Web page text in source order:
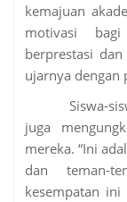
kemajuan
motivasi
berprestasi
ujarnya dengan
Siswa-
juga
mereka. “Ini
dan teman-
kesempatan ini